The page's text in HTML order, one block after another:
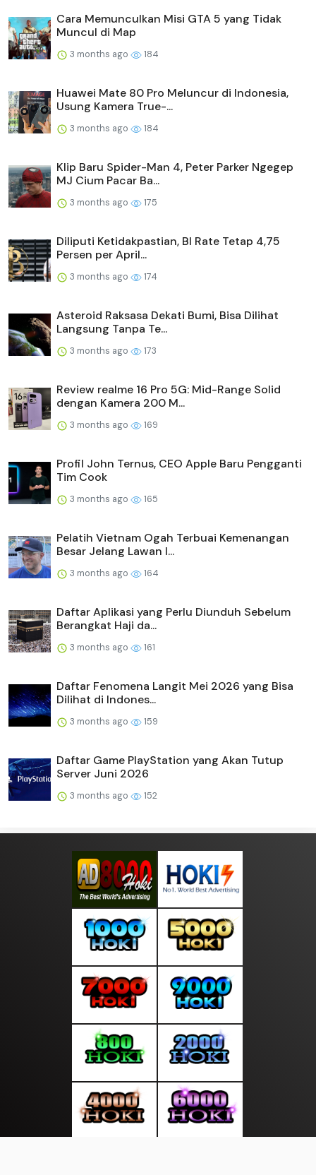
Cara Memunculkan Misi GTA 5 yang Tidak
Muncul di Map
3 months ago 184
Huawei Mate 80 Pro Meluncur di Indonesia,
Usung Kamera True-...
3 months ago 184
Klip Baru Spider-Man 4, Peter Parker Ngegep
MJ Cium Pacar Ba...
3 months ago 175
Diliputi Ketidakpastian, BI Rate Tetap 4,75
Persen per April...
3 months ago 174
Asteroid Raksasa Dekati Bumi, Bisa Dilihat
Langsung Tanpa Te...
3 months ago 173
Review realme 16 Pro 5G: Mid-Range Solid
dengan Kamera 200 M...
3 months ago 169
Profil John Ternus, CEO Apple Baru Pengganti
Tim Cook
3 months ago 165
Pelatih Vietnam Ogah Terbuai Kemenangan
Besar Jelang Lawan I...
3 months ago 164
Daftar Aplikasi yang Perlu Diunduh Sebelum
Berangkat Haji da...
3 months ago 161
Daftar Fenomena Langit Mei 2026 yang Bisa
Dilihat di Indones...
3 months ago 159
Daftar Game PlayStation yang Akan Tutup
Server Juni 2026
3 months ago 152